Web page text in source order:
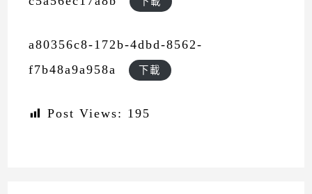
a80356c8-172b-4dbd-8562-
f7b48a9a958a
下載
Post Views: 195